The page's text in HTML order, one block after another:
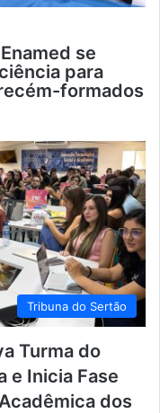
se
para
formados
Tribuna do Sertão
Turma do
e Inicia Fase
dos